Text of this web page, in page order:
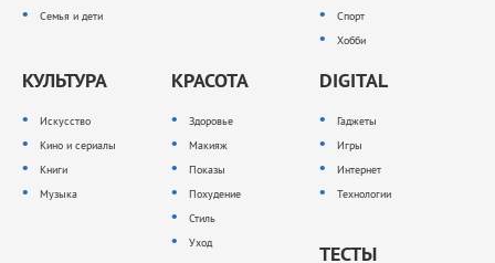
Семья и дети
Спорт
Хобби
КУЛЬТУРА
Искусство
Кино и сериалы
Книги
Музыка
КРАСОТА
Здоровье
Макияж
Показы
Похудение
Стиль
Уход
DIGITAL
Гаджеты
Игры
Интернет
Технологии
ТЕСТЫ